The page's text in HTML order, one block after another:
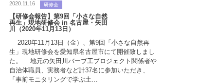
2020.11.16 研修会
【研修会報告】第9回「小さな自然
再生」現地研修会 in 名古屋・矢田
川（2020年11月13日）
2020年11月13日（金）、第9回「小さな自然再
生」現地研修会を愛知県名古屋市にて開催致しまし
た。 地元の矢田川バーブ工プロジェクト関係者や
自治体職員、実務者など計37名に参加いただき、
「事前モニタリングで学ぶ土…